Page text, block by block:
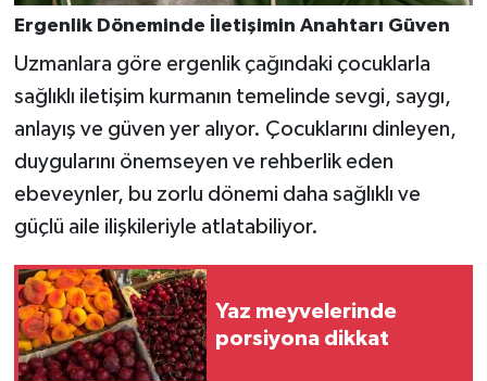
Ergenlik Döneminde İletişimin Anahtarı Güven
Uzmanlara göre ergenlik çağındaki çocuklarla
sağlıklı iletişim kurmanın temelinde sevgi, saygı,
anlayış ve güven yer alıyor. Çocuklarını dinleyen,
duygularını önemseyen ve rehberlik eden
ebeveynler, bu zorlu dönemi daha sağlıklı ve
güçlü aile ilişkileriyle atlatabiliyor.
Yaz meyvelerinde
porsiyona dikkat